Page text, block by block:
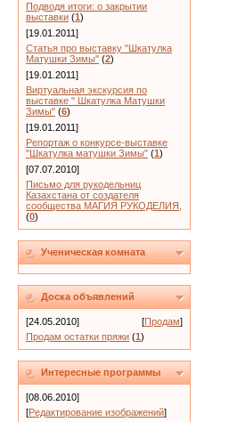
Подводя итоги: о закрытии
выставки (1)
[19.01.2011]
Статья про выставку "Шкатулка
Матушки Зимы" (2)
[19.01.2011]
Виртуальная экскурсия по
выставке " Шкатулка Матушки
Зимы" (6)
[19.01.2011]
Репортаж о конкурсе-выставке
"Шкатулка матушки Зимы" (1)
[07.07.2010]
Письмо для рукодельниц
Казахстана от создателя
сообщества МАГИЯ РУКОДЕЛИЯ,
(0)
Ученическая комната
Доска объявлений
[24.05.2010] [Продам]
Продам остатки пряжи (1)
Интересные программы
[08.06.2010]
[Редактирование изображений]